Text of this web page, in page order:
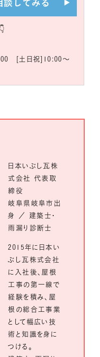
[土日祝]10:00～
日本いぶし瓦株
式会社 代表取
締役
岐阜県岐阜市出
身 ／ 建築士・
雨漏り診断士
2015年に日本い
ぶし瓦株式会社
に入社後、屋根
工事の第一線で
経験を積み、屋
根の総合工事業
として幅広い技
術と知識を身に
つける。